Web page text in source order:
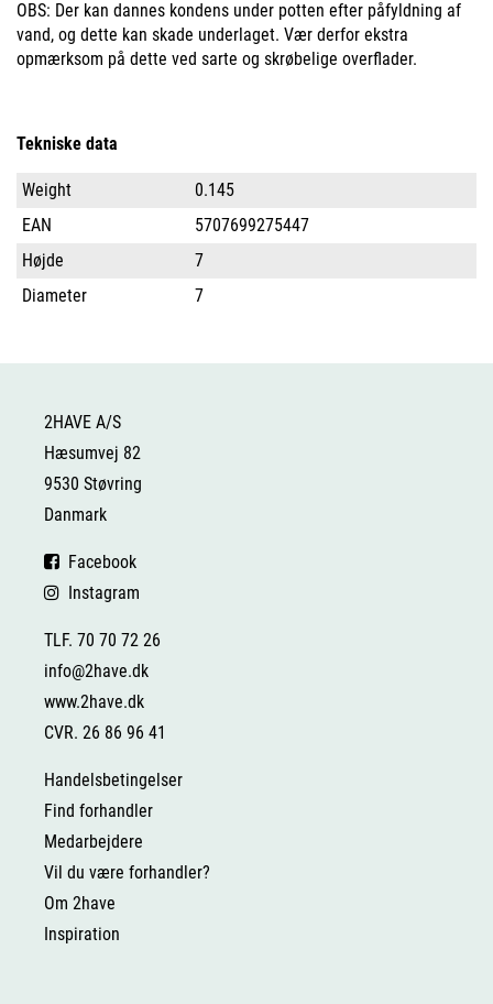
OBS: Der kan dannes kondens under potten efter påfyldning af
vand, og dette kan skade underlaget. Vær derfor ekstra
opmærksom på dette ved sarte og skrøbelige overflader.
Tekniske data
Weight
0.145
EAN
5707699275447
Højde
7
Diameter
7
2HAVE A/S
Hæsumvej 82
9530 Støvring
Danmark
Facebook
Instagram
TLF. 70 70 72 26
info@2have.dk
www.2have.dk
CVR. 26 86 96 41
Handelsbetingelser
Find forhandler
Medarbejdere
Vil du være forhandler?
Om 2have
Inspiration